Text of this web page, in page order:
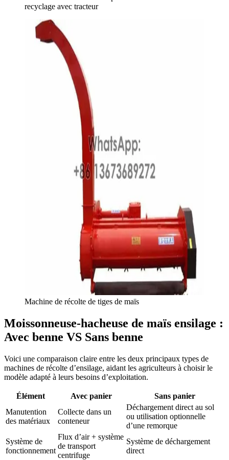
recyclage avec tracteur
Machine de récolte de tiges de maïs
Moissonneuse-hacheuse de maïs ensilage :
Avec benne VS Sans benne
Voici une comparaison claire entre les deux principaux types de
machines de récolte d’ensilage, aidant les agriculteurs à choisir le
modèle adapté à leurs besoins d’exploitation.
Élément Avec panier
Sans panier
Manutention
des matériaux
Collecte dans un
conteneur
Déchargement direct au sol
ou utilisation optionnelle
d’une remorque
Système de
fonctionnement
Flux d’air + système
de transport
centrifuge
Système de déchargement
direct